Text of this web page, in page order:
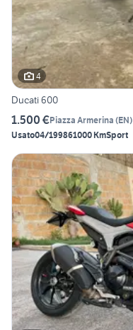
4
Ducati 600
1.500 €Piazza Armerina (EN)
Usato04/199861000 KmSport